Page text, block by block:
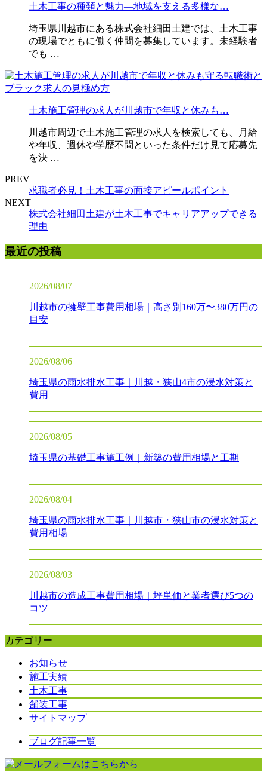
土木工事の種類と魅力—地域を支える多様な…
埼玉県川越市にある株式会社細田土建では、土木工事
の現場でともに働く仲間を募集しています。未経験者
でも …
土木施工管理の求人が川越市で年収と休みも…
川越市周辺で土木施工管理の求人を検索しても、月給
や年収、週休や学歴不問といった条件だけ見て応募先
を決 …
PREV
求職者必見！土木工事の面接アピールポイント
NEXT
株式会社細田土建が土木工事でキャリアアップできる
理由
最近の投稿
2026/08/07
川越市の擁壁工事費用相場｜高さ別160万〜380万円の
目安
2026/08/06
埼玉県の雨水排水工事｜川越・狭山4市の浸水対策と
費用
2026/08/05
埼玉県の基礎工事施工例｜新築の費用相場と工期
2026/08/04
埼玉県の雨水排水工事｜川越市・狭山市の浸水対策と
費用相場
2026/08/03
川越市の造成工事費用相場｜坪単価と業者選び5つの
コツ
カテゴリー
お知らせ
施工実績
土木工事
舗装工事
サイトマップ
ブログ記事一覧